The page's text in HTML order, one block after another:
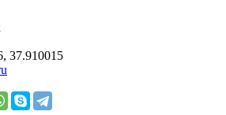
37.910015